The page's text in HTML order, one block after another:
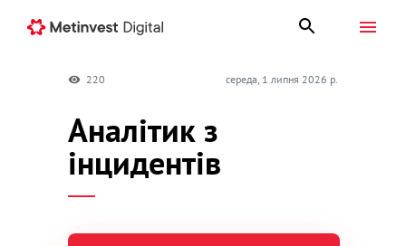
220 середа, 1 липня 2026 р.
Аналітик з
інцидентів